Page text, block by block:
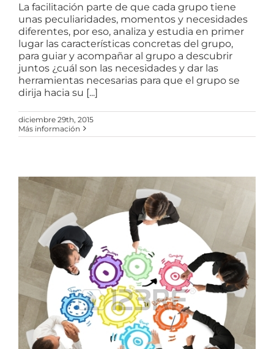
La facilitación parte de que cada grupo tiene
unas peculiaridades, momentos y necesidades
diferentes, por eso, analiza y estudia en primer
lugar las características concretas del grupo,
para guiar y acompañar al grupo a descubrir
juntos ¿cuál son las necesidades y dar las
herramientas necesarias para que el grupo se
dirija hacia su [...]
diciembre 29th, 2015
Más información